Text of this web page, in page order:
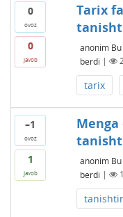
0
ovoz
0
javob
Tarix
anonim
berdi |
tarix
–1
ovoz
1
javob
anonim
berdi |